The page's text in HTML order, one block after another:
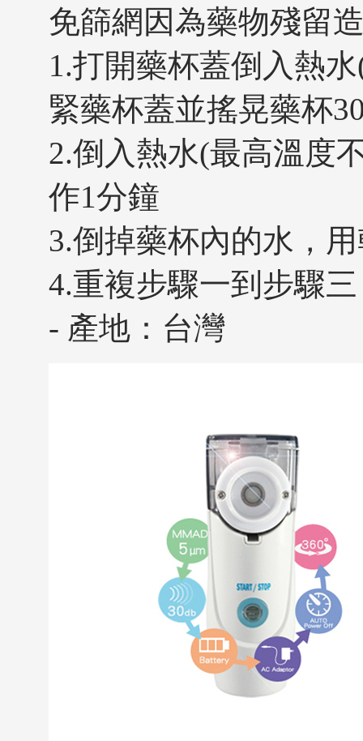
免篩網因為藥物殘留
1.打開藥杯蓋倒入熱
緊藥杯蓋並搖晃藥杯
2.倒入熱水(最高溫度
作1分鐘
3.倒掉藥杯內的水，
4.重複步驟一到步驟
- 產地：台灣